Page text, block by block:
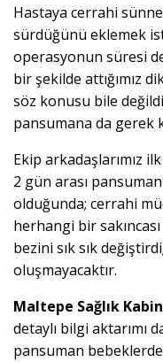
Hastaya cerrahi
sürdüğünü eklemek
operasyonun süresi
bir şekilde attığımız
söz konusu bile
pansumana da gerek
Ekip arkadaşlarımız
2 gün arası
olduğunda; cerrahi
herhangi bir
bezini sık sık
oluşmayacaktır.
Maltepe Sağlık
detaylı bilgi aktarımı
pansuman